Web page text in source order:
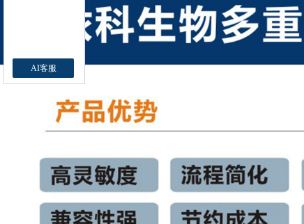
AI客服